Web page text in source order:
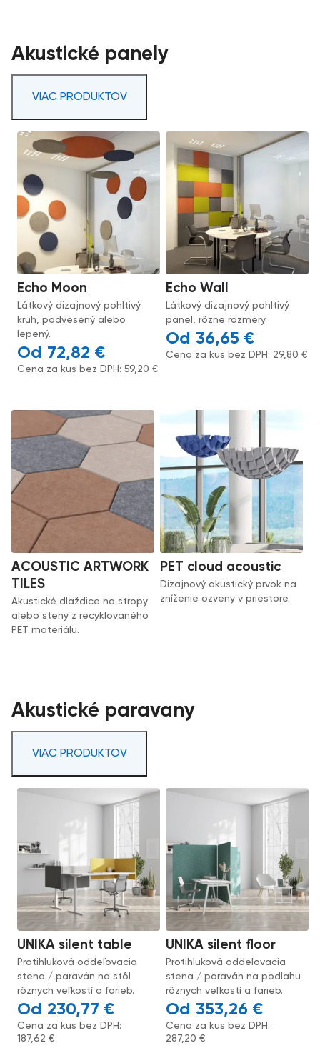
Akustické panely
VIAC PRODUKTOV
Echo Moon
Látkový dizajnový pohltivý
kruh, podvesený alebo
lepený.
72,82 €
Cena za kus bez DPH:59,20€
Echo Wall
Látkový dizajnový pohltivý
panel, rôzne rozmery.
36,65 €
Cena za kus bez DPH: 29,80€
ACOUSTIC ARTWORK
TILES
Akustické dlaždice na stropy
alebo steny z recyklovaného
PET materiálu.
PET cloud acoustic
Dizajnový akustický prvok na
zníženie ozveny v priestore.
Akustické paravany
VIAC PRODUKTOV
UNIKA silent table
Protihluková oddeľovacia
stena / paraván na stôl
rôznych veľkostí a farieb.
230,77 €
Cena za kus bez DPH:
187,62€
UNIKA silent floor
Protihluková oddeľovacia
stena / paraván na podlahu
rôznych veľkostí a farieb.
353,26 €
Cena za kus bez DPH:
287,20€